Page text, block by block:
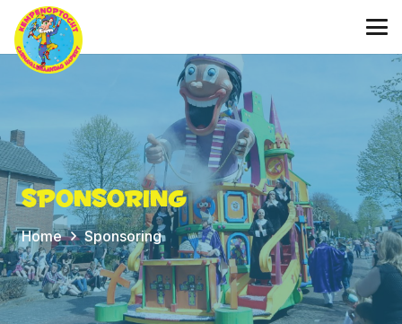
Sponsoring
Home Sponsoring